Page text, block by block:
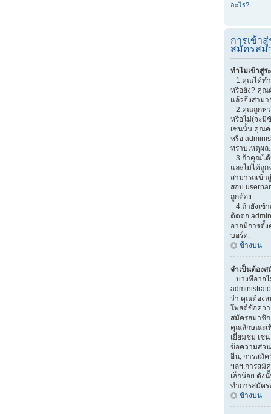
อะไร?
การเข้า
สมัครสม
ทำไมเข้าสู่ร
1.คุณได้ทำ
หรือยัง? คุณ
แล้วจึงสามา
2.คุณถูกหว
หรือไม่(จะมี
เช่นนั้น คุณค
หรือ
ทราบเหตุผล.
3.ถ้าคุณได้
และไม่ได้ถู
สามารถเข้
สอบ
ถูกต้อง.
4.ถ้ายังเข้
ติดต่อ
อาจมีการตั้
บอร์ด.
ข้างบน
จำเป็นต้อง
บางทีอาจ
ว่า คุณต้องส
โพสต์ข้อควา
สมัครสมาชิ
คุณลักษณะเ
เยี่ยมชม เช่
ข้อความส่ว
อื่น, การสมัค
ฯลฯ.การสมั
เล็กน้อย ดัง
ทำการสมัค
ข้างบน